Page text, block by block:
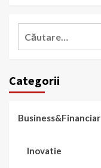
Categorii
Business&Financiar
Inovatie